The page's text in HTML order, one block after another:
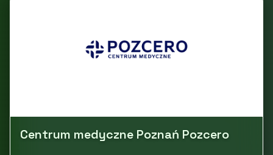
Centrum medyczne Poznań Pozcero